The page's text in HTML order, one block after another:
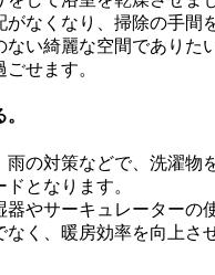
なくなり、掃除の手間
い綺麗な空間でありた
せます。
の対策などで、洗濯物
となります。
やサーキュレーターの
く、暖房効率を向上さ